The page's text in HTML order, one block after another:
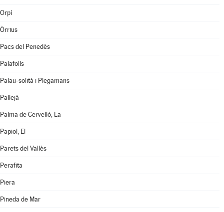
Orpí
Òrrius
Pacs del Penedès
Palafolls
Palau-solità i Plegamans
Pallejà
Palma de Cervelló, La
Papiol, El
Parets del Vallès
Perafita
Piera
Pineda de Mar